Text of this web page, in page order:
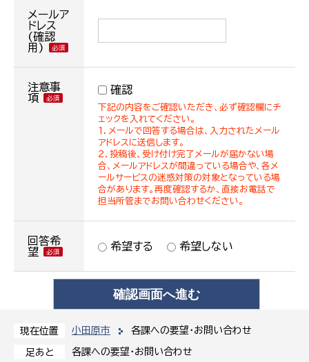
現在位置 小田原市 各課への要望・お問い合わせ
足あと 各課への要望・お問い合わせ
メールア
ドレス
(確認
用)
注意事
項
確認
下記の内容をご確認いただき、必ず確認欄にチ
ェックを入れてください。
１．メールで回答する場合は、入力されたメール
アドレスに送信します。
２．投稿後、受け付け完了メールが届かない場
合、メールアドレスが間違っている場合や、各メ
ールサービスの迷惑対策の対象となっている場
合があります。再度確認するか、直接お電話で
担当所管までお問い合わせください。
回答希
望
希望する 希望しない